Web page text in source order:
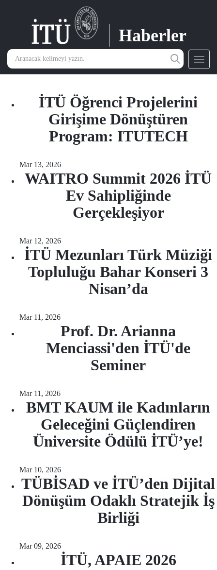
Haberler
İTÜ Öğrenci Projelerini
Girişime Dönüştüren
Program: ITUTECH
Mar 13, 2026
WAITRO Summit 2026 İTÜ
Ev Sahipliğinde
Gerçekleşiyor
Mar 12, 2026
İTÜ Mezunları Türk Müziği
Topluluğu Bahar Konseri 3
Nisan’da
Mar 11, 2026
Prof. Dr. Arianna
Menciassi'den İTÜ'de
Seminer
Mar 11, 2026
BMT KAUM ile Kadınların
Geleceğini Güçlendiren
Üniversite Ödülü İTÜ’ye!
Mar 10, 2026
TÜBİSAD ve İTÜ’den Dijital
Dönüşüm Odaklı Stratejik İş
Birliği
Mar 09, 2026
İTÜ, APAIE 2026